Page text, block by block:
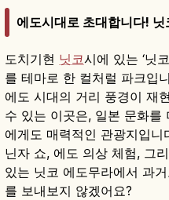
에도시대로 초대합니다!
도치기현 닛코시에 있는 ‘닛
를 테마로 한 컬처럴 파크입
에도 시대의 거리 풍경이 재
수 있는 이곳은, 일본 문화
에게도 매력적인 관광지입니
닌자 쇼, 에도 의상 체험, 그
있는 닛코 에도무라에서 과
를 보내보지 않겠어요?